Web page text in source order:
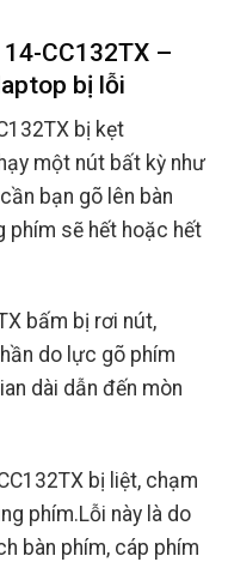
CC132TX –
bị lỗi
bị kẹt
một nút bất kỳ như
bạn gõ lên bàn
phím sẽ hết hoặc hết
bấm bị rơi nút,
do lực gõ phím
dài dẫn đến mòn
bị liệt, chạm
phím.Lỗi này là do
bàn phím, cáp phím